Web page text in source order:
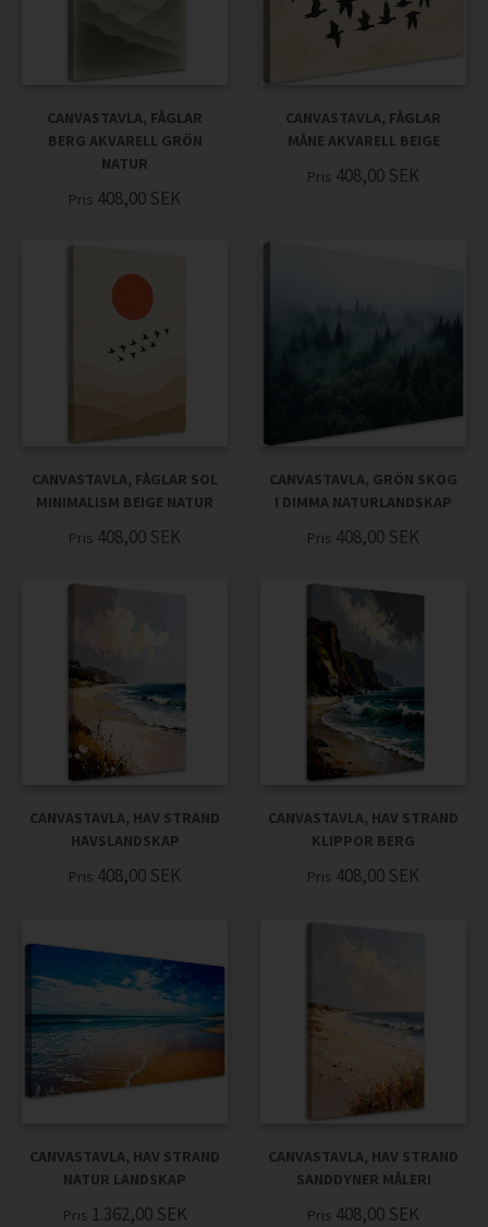
CANVASTAVLA, FÅGLAR
BERG AKVARELL GRÖN
NATUR
Pris 408,00 SEK
CANVASTAVLA, FÅGLAR
MÅNE AKVARELL BEIGE
Pris 408,00 SEK
CANVASTAVLA, FÅGLAR SOL
MINIMALISM BEIGE NATUR
Pris 408,00 SEK
CANVASTAVLA, GRÖN SKOG
I DIMMA NATURLANDSKAP
Pris 408,00 SEK
CANVASTAVLA, HAV STRAND
HAVSLANDSKAP
Pris 408,00 SEK
CANVASTAVLA, HAV STRAND
KLIPPOR BERG
Pris 408,00 SEK
CANVASTAVLA, HAV STRAND
NATUR LANDSKAP
Pris 1.362,00 SEK
CANVASTAVLA, HAV STRAND
SANDDYNER MÅLERI
Pris 408,00 SEK